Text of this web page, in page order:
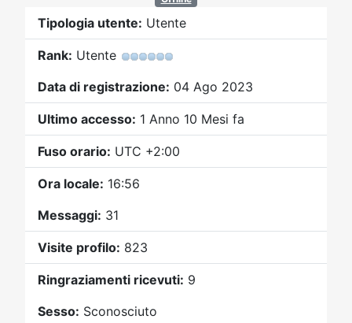
Vecchio Sito
Forum
Tipologia utente: Utente
Rank: Utente
Data di registrazione: 04 Ago 2023
Ultimo accesso: 1 Anno 10 Mesi fa
Fuso orario: UTC +2:00
Ora locale: 16:56
Messaggi: 31
Visite profilo: 823
Ringraziamenti ricevuti: 9
Sesso: Sconosciuto